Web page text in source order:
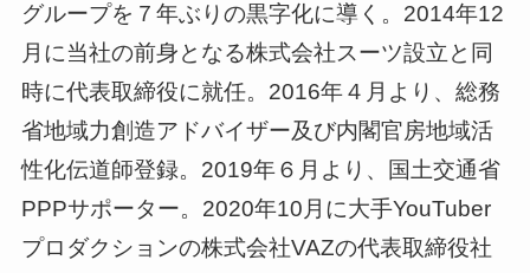
グループを７年ぶりの黒字化に導く。2014年12
月に当社の前身となる株式会社スーツ設立と同
時に代表取締役に就任。2016年４月より、総務
省地域力創造アドバイザー及び内閣官房地域活
性化伝道師登録。2019年６月より、国土交通省
PPPサポーター。2020年10月に大手YouTuber
プロダクションの株式会社VAZの代表取締役社